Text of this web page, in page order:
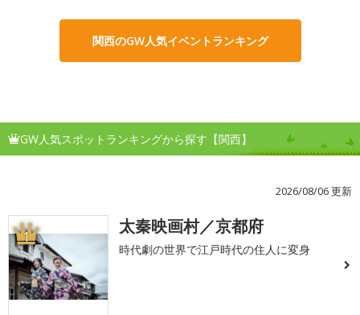
関西のGW人気イベントランキング
GW人気スポットランキングから探す【関西】
2026/08/06 更新
1 太秦映画村／京都府
時代劇の世界で江戸時代の住人に変身